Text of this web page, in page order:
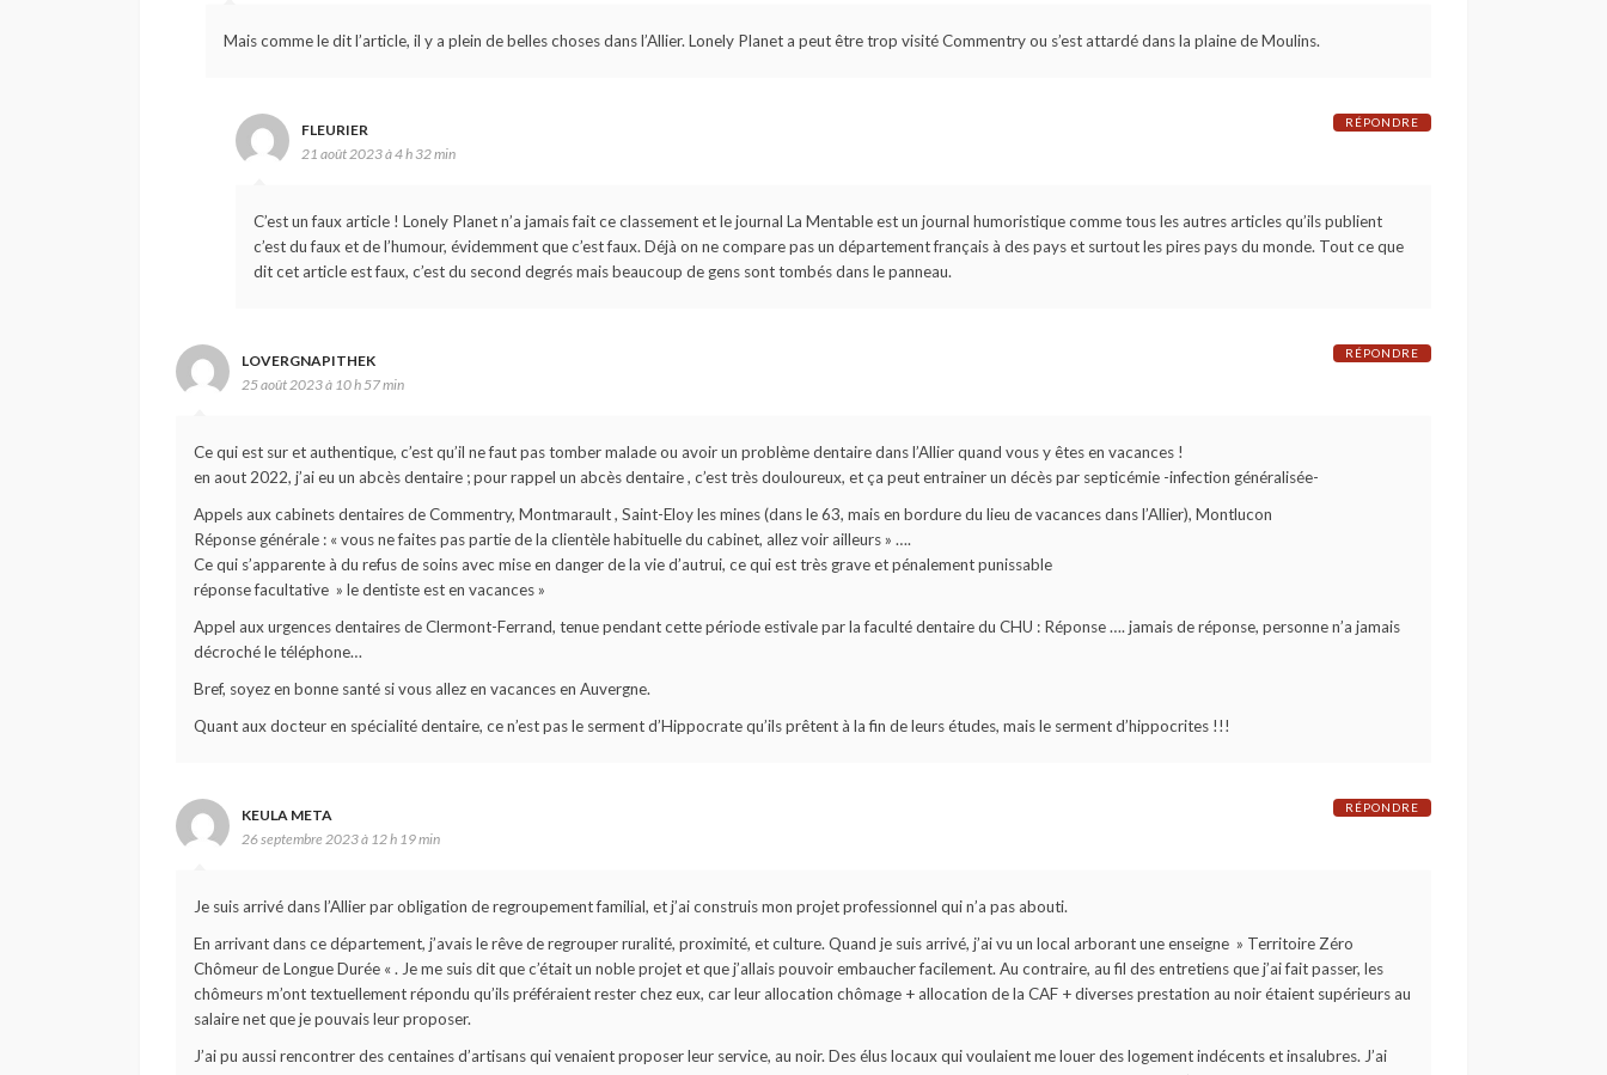
Mais comme le dit l’article, il y a plein de belles choses dans l’Allier. Lonely Planet a peut être trop visité Commentry ou s’est attardé dans la plaine de Moulins.
FLEURIER
21 août 2023 à 4 h 32 min
C’est un faux article ! Lonely Planet n’a jamais fait ce classement et le journal La Mentable est un journal humoristique comme tous les autres articles qu’ils publient
c’est du faux et de l’humour, évidemment que c’est faux. Déjà on ne compare pas un département français à des pays et surtout les pires pays du monde. Tout ce que
dit cet article est faux, c’est du second degrés mais beaucoup de gens sont tombés dans le panneau.
RÉPONDRE
LOVERGNAPITHEK
25 août 2023 à 10 h 57 min
Ce qui est sur et authentique, c’est qu’il ne faut pas tomber malade ou avoir un problème dentaire dans l’Allier quand vous y êtes en vacances !
en aout 2022, j’ai eu un abcès dentaire ; pour rappel un abcès dentaire , c’est très douloureux, et ça peut entrainer un décès par septicémie -infection généralisée-
Appels aux cabinets dentaires de Commentry, Montmarault , Saint-Eloy les mines (dans le 63, mais en bordure du lieu de vacances dans l’Allier), Montlucon
Réponse générale : « vous ne faites pas partie de la clientèle habituelle du cabinet, allez voir ailleurs » ….
Ce qui s’apparente à du refus de soins avec mise en danger de la vie d’autrui, ce qui est très grave et pénalement punissable
réponse facultative » le dentiste est en vacances »
Appel aux urgences dentaires de Clermont-Ferrand, tenue pendant cette période estivale par la faculté dentaire du CHU : Réponse …. jamais de réponse, personne n’a jamais
décroché le téléphone…
Bref, soyez en bonne santé si vous allez en vacances en Auvergne.
Quant aux docteur en spécialité dentaire, ce n’est pas le serment d’Hippocrate qu’ils prêtent à la fin de leurs études, mais le serment d’hippocrites !!!
RÉPONDRE
KEULA META
26 septembre 2023 à 12 h 19 min
Je suis arrivé dans l’Allier par obligation de regroupement familial, et j’ai construis mon projet professionnel qui n’a pas abouti.
En arrivant dans ce département, j’avais le rêve de regrouper ruralité, proximité, et culture. Quand je suis arrivé, j’ai vu un local arborant une enseigne » Territoire Zéro
Chômeur de Longue Durée « . Je me suis dit que c’était un noble projet et que j’allais pouvoir embaucher facilement. Au contraire, au fil des entretiens que j’ai fait passer, les
chômeurs m’ont textuellement répondu qu’ils préféraient rester chez eux, car leur allocation chômage + allocation de la CAF + diverses prestation au noir étaient supérieurs au
salaire net que je pouvais leur proposer.
J’ai pu aussi rencontrer des centaines d’artisans qui venaient proposer leur service, au noir. Des élus locaux qui voulaient me louer des logement indécents et insalubres. J’ai
RÉPONDRE